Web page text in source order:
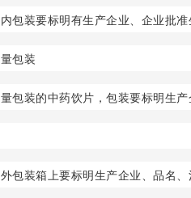
包装要标明有生产企业、企业批
包装
包装的中药饮片，包装要标明生
包装箱上要标明生产企业、品名